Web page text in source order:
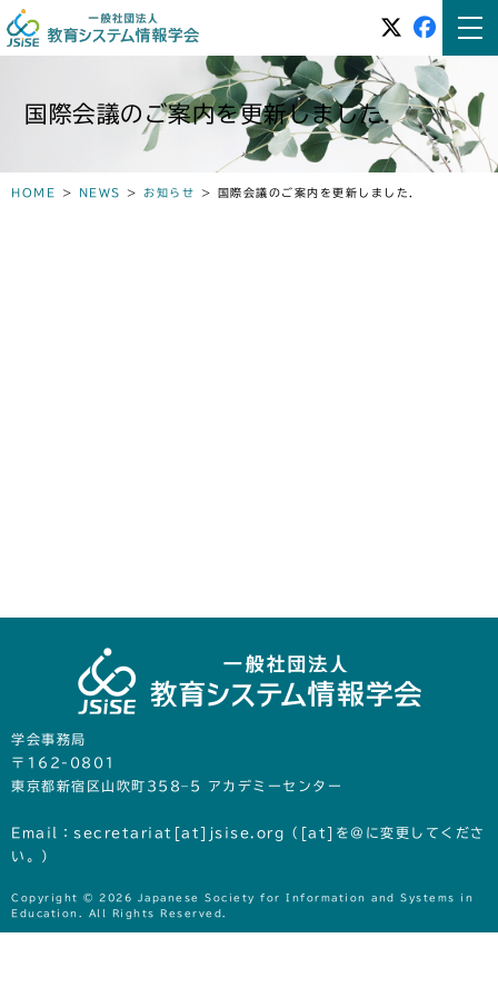
国際会議のご案内を更新しました．
HOME > NEWS > お知らせ > 国際会議のご案内を更新しました．
学会事務局
〒162-0801
東京都新宿区山吹町358‒5 アカデミーセンター
Email：secretariat[at]jsise.org（[at]を@に変更してくださ
い。）
Copyright © 2026 Japanese Society for Information and Systems in
Education. All Rights Reserved.